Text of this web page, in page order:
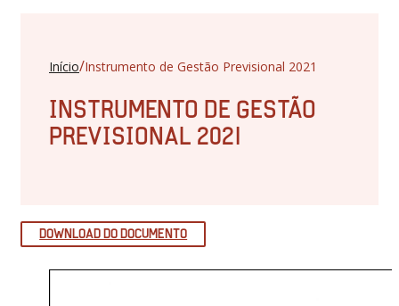
Início/Instrumento de Gestão Previsional 2021
INSTRUMENTO DE GESTÃO
PREVISIONAL 2021
DOWNLOAD DO DOCUMENTO